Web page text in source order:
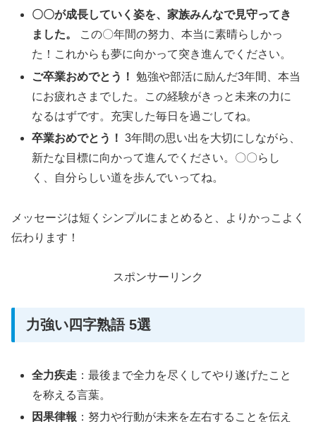
〇〇が成長していく姿を、家族みんなで見守ってき
ました。
この〇年間の努力、本当に素晴らしかっ
た！これからも夢に向かって突き進んでください。
ご卒業おめでとう！ 勉強や部活に励んだ3年間、本当
にお疲れさまでした。この経験がきっと未来の力に
なるはずです。充実した毎日を過ごしてね。
卒業おめでとう！ 3年間の思い出を大切にしながら、
新たな目標に向かって進んでください。〇〇らし
く、自分らしい道を歩んでいってね。
メッセージは短くシンプルにまとめると、よりかっこよく
伝わります！
スポンサーリンク
力強い四字熟語 5選
全力疾走 ：最後まで全力を尽くしてやり遂げたこと
を称える言葉。
因果律報 ：努力や行動が未来を左右することを伝え